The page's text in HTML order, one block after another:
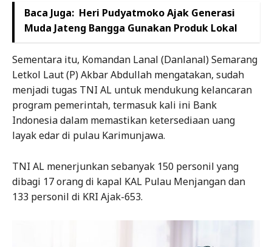
Baca Juga: Heri Pudyatmoko Ajak Generasi
Muda Jateng Bangga Gunakan Produk Lokal
Sementara itu, Komandan Lanal (Danlanal) Semarang
Letkol Laut (P) Akbar Abdullah mengatakan, sudah
menjadi tugas TNI AL untuk mendukung kelancaran
program pemerintah, termasuk kali ini Bank
Indonesia dalam memastikan ketersediaan uang
layak edar di pulau Karimunjawa.
TNI AL menerjunkan sebanyak 150 personil yang
dibagi 17 orang di kapal KAL Pulau Menjangan dan
133 personil di KRI Ajak-653.